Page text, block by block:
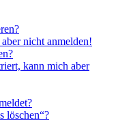
nicht anmelden!
kann mich aber
löschen“?